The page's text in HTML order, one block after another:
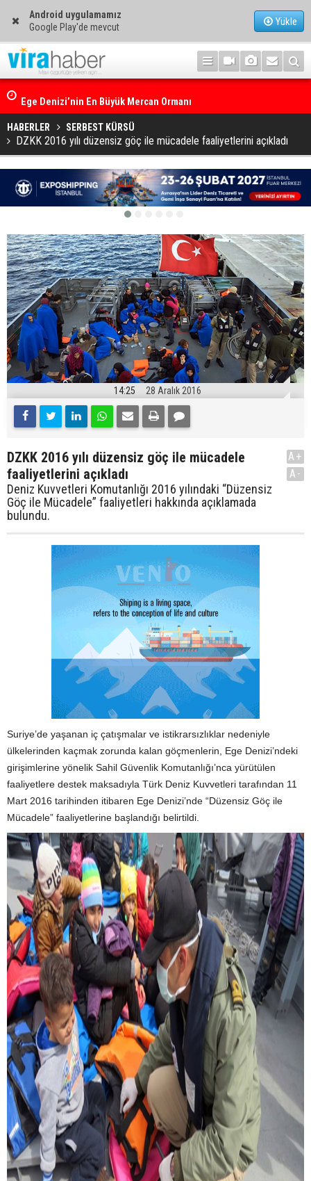
Android uygulamamız
Google Play'de mevcut
Yükle
Ege Denizi’nin En Büyük Mercan Ormanı
HABERLER SERBEST KÜRSÜ
DZKK 2016 yılı düzensiz göç ile mücadele faaliyetlerini açıkladı
14:25 28 Aralık 2016
DZKK 2016 yılı düzensiz göç ile mücadele
faaliyetlerini açıkladı
Deniz Kuvvetleri Komutanlığı 2016 yılındaki “Düzensiz
Göç ile Mücadele” faaliyetleri hakkında açıklamada
bulundu.
A+
A-
Suriye’de yaşanan iç çatışmalar ve istikrarsızlıklar nedeniyle
ülkelerinden kaçmak zorunda kalan göçmenlerin, Ege Denizi’ndeki
girişimlerine yönelik Sahil Güvenlik Komutanlığı’nca yürütülen
faaliyetlere destek maksadıyla Türk Deniz Kuvvetleri tarafından 11
Mart 2016 tarihinden itibaren Ege Denizi’nde “Düzensiz Göç ile
Mücadele” faaliyetlerine başlandığı belirtildi.